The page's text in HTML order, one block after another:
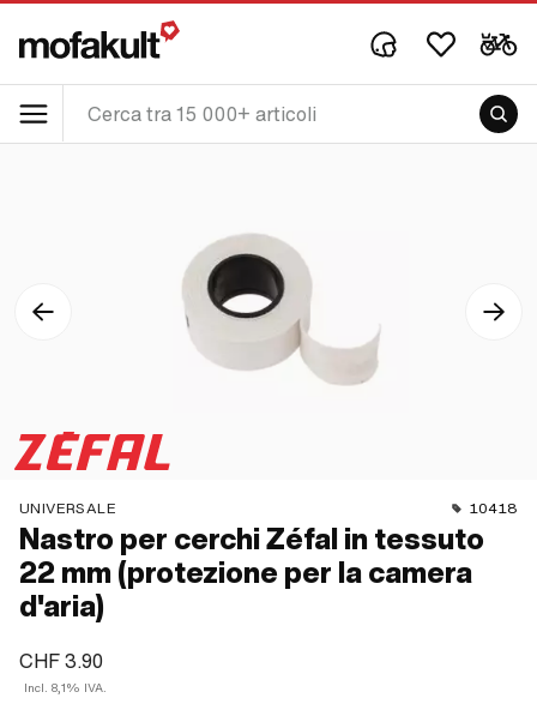
UNIVERSALE 10418
Nastro per cerchi Zéfal in tessuto
22 mm (protezione per la camera
d'aria)
CHF 3.90
Incl. 8,1% IVA.